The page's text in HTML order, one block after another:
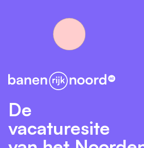
Auto, laptop en telefoon van de
Een premievrij pensioen.
Wij werken vanuit mensgericht
die passen bij de mensen die ze
vakkennis, samenwerking en oog
termijn dragen wij bij aan
waarin mensen helemaal tot hun
De
vacaturesite